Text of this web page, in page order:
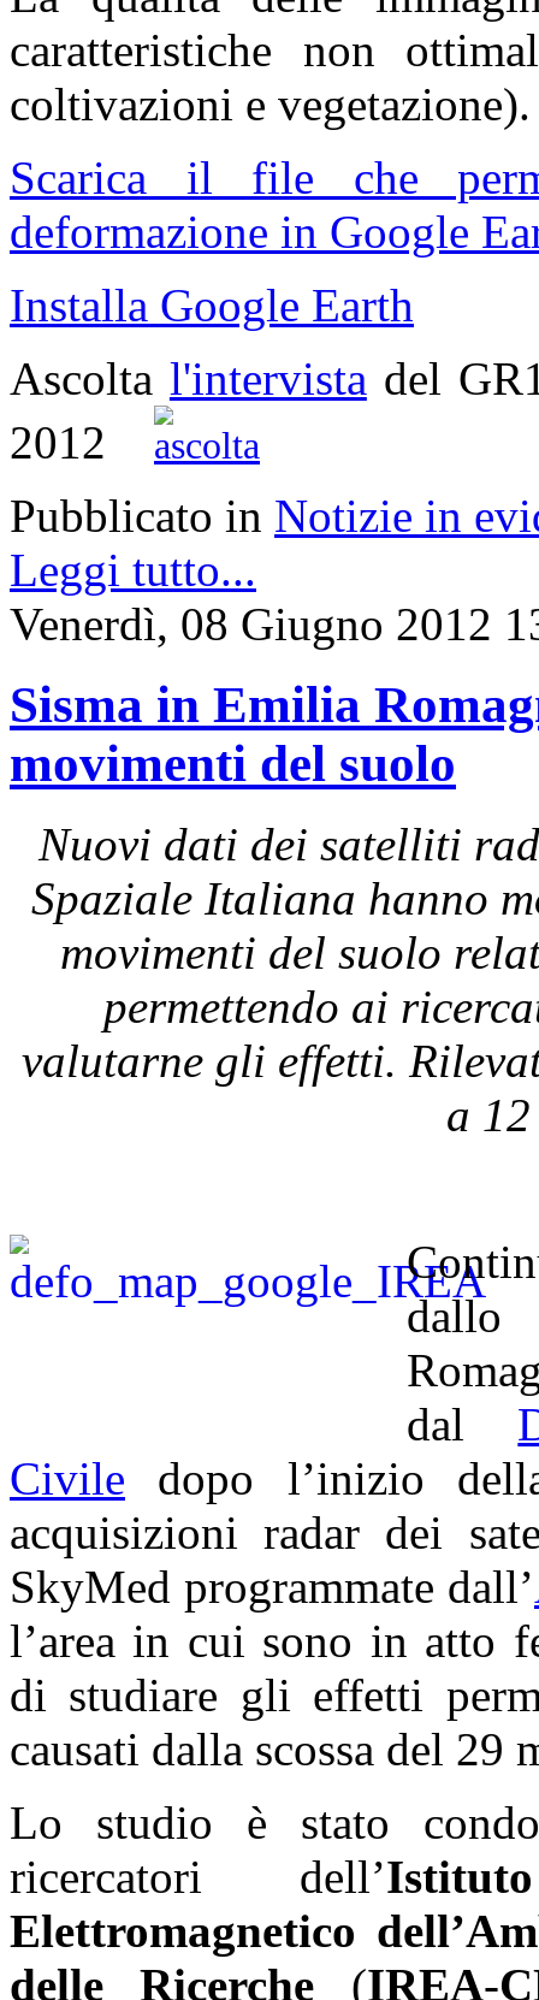
caratteristiche non
coltivazioni e vegetazione).
Scarica il file che
deformazione in Google
Installa Google Earth
Ascolta l'intervista del
2012
Pubblicato in Notizie in
Leggi tutto...
Venerdì, 08 Giugno 2012
Sisma in Emilia
movimenti del suolo
Nuovi dati dei satelliti
Spaziale Italiana hanno
movimenti del suolo
permettendo ai
valutarne gli effetti.
a
dallo
dal
Civile dopo l’inizio
acquisizioni radar dei
SkyMed programmate dall’
l’area in cui sono in atto
di studiare gli effetti
causati dalla scossa del 29
Lo studio è stato
ricercatori dell’
Elettromagnetico
delle Ricerche (IREA-